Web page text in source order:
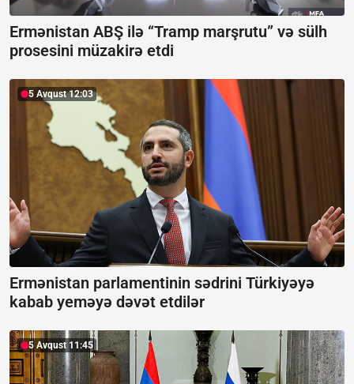
Ermənistan ABŞ ilə “Tramp marşrutu” və sülh
prosesini müzakirə etdi
5 Avqust 12:03
Ermənistan parlamentinin sədrini Türkiyəyə
kabab yeməyə dəvət etdilər
5 Avqust 11:45